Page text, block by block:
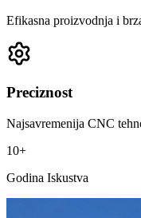
Efikasna proizvodnja i
Preciznost
Najsavremenija CNC
10+
Godina Iskustva